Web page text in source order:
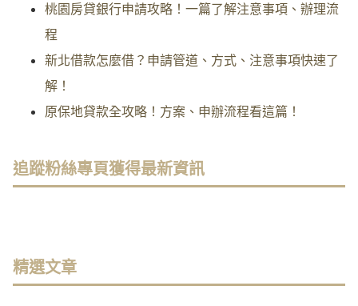
桃園房貸銀行申請攻略！一篇了解注意事項、辦理流
程
新北借款怎麼借？申請管道、方式、注意事項快速了
解！
原保地貸款全攻略！方案、申辦流程看這篇！
追蹤粉絲專頁獲得最新資訊
精選文章